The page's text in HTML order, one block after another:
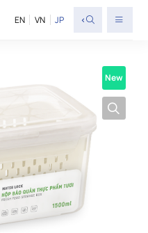
EN VN JP <
New